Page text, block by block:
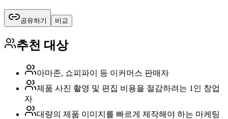
공유하기 비교
추천 대상
아마존, 쇼피파이 등 이커머스 판매자
제품 사진 촬영 및 편집 비용을 절감하려는 1인 창업
자
대량의 제품 이미지를 빠르게 제작해야 하는 마케팅